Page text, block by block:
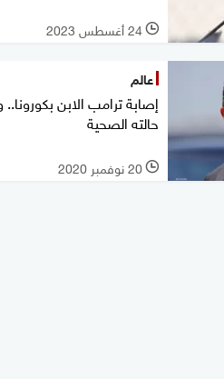
l 24 أغسطس 2023
عالم
إصابة ترامب الابن
حالته الصحية
l 20 نوفمبر 2020